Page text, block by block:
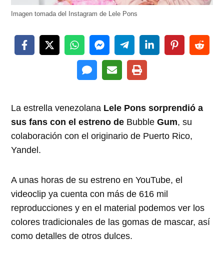
Imagen tomada del Instagram de Lele Pons
La estrella venezolana Lele Pons sorprendió a
sus fans con el estreno de Bubble Gum, su
colaboración con el originario de Puerto Rico,
Yandel.
A unas horas de su estreno en YouTube, el
videoclip ya cuenta con más de 616 mil
reproducciones y en el material podemos ver los
colores tradicionales de las gomas de mascar, así
como detalles de otros dulces.